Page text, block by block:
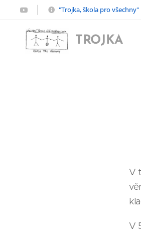
"Trojka, škola pro všechny"
TROJKA
V
V